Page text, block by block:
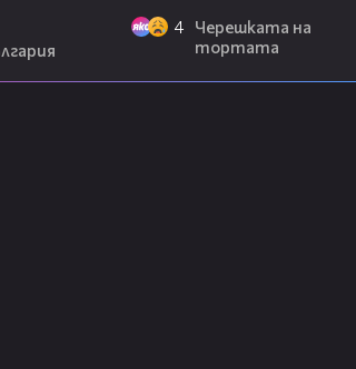
4
Черешката на
тортата